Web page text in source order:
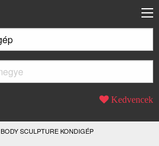
Kedvencek
JELENLEGI:
BODY SCULPTURE KONDIGÉP